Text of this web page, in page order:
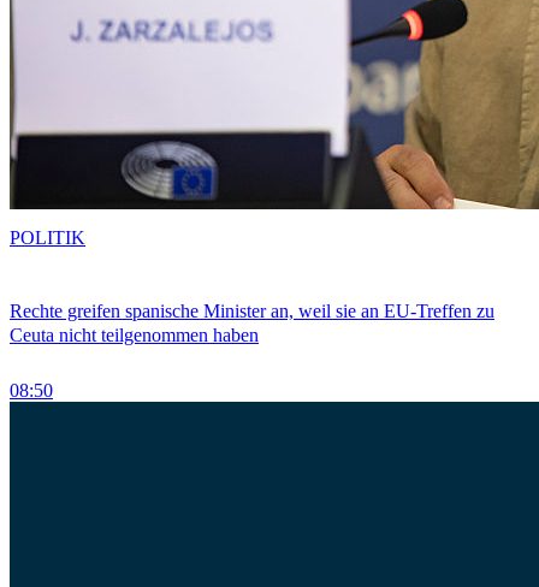
Rechte greifen spanische Minister an, weil sie an EU-Treffen zu
Ceuta nicht teilgenommen haben
08:50
POLITIK